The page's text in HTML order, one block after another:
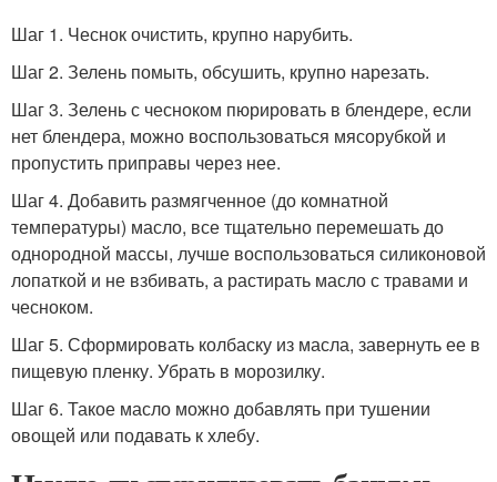
Шаг 1. Чеснок очистить, крупно нарубить.
Шаг 2. Зелень помыть, обсушить, крупно нарезать.
Шаг 3. Зелень с чесноком пюрировать в блендере, если
нет блендера, можно воспользоваться мясорубкой и
пропустить приправы через нее.
Шаг 4. Добавить размягченное (до комнатной
температуры) масло, все тщательно перемешать до
однородной массы, лучше воспользоваться силиконовой
лопаткой и не взбивать, а растирать масло с травами и
чесноком.
Шаг 5. Сформировать колбаску из масла, завернуть ее в
пищевую пленку. Убрать в морозилку.
Шаг 6. Такое масло можно добавлять при тушении
овощей или подавать к хлебу.